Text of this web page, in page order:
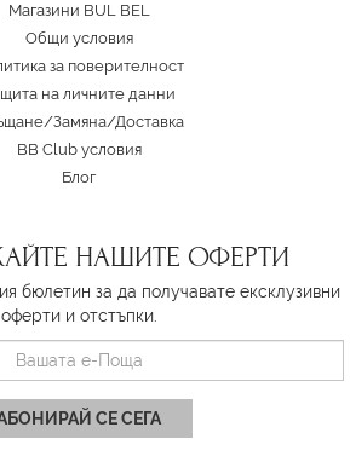
Магазини BUL BEL
Oбщи условия
за поверителност
на личните данни
Замяна/Доставка
BB Club условия
Блог
НАШИТЕ ОФЕРТИ
бюлетин за да получавате ексклузивни
оферти и отстъпки.
СЕ СЕГА